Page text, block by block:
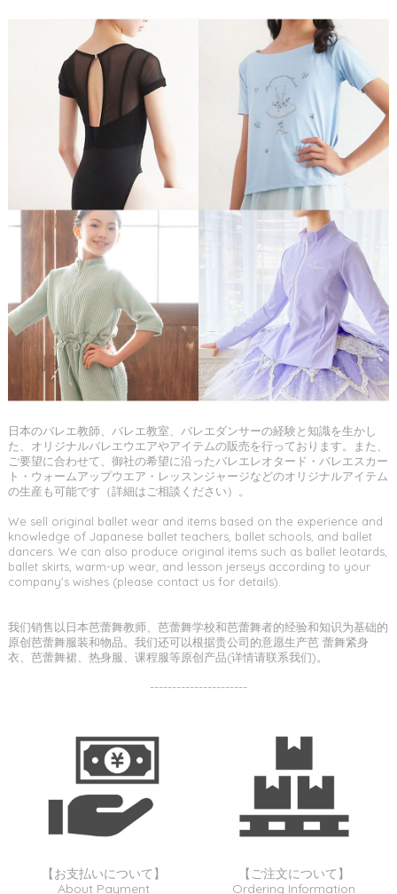
日本のバレエ教師、バレエ教室、バレエダンサーの経験と知識を生かし
た、オリジナルバレエウエアやアイテムの販売を行っております。また、
ご要望に合わせて、御社の希望に沿ったバレエレオタード・バレエスカー
ト・ウォームアップウエア・レッスンジャージなどのオリジナルアイテム
の生産も可能です（詳細はご相談ください）。
We sell original ballet wear and items based on the experience and
knowledge of Japanese ballet teachers, ballet schools, and ballet
dancers. We can also produce original items such as ballet leotards,
ballet skirts, warm-up wear, and lesson jerseys according to your
company's wishes (please contact us for details).
我们销售以日本芭蕾舞教师、芭蕾舞学校和芭蕾舞者的经验和知识为基础的
原创芭蕾舞服装和物品。我们还可以根据贵公司的意愿生产芭 蕾舞紧身
衣、芭蕾舞裙、热身服、课程服等原创产品(详情请联系我们)。
----------------------
【お支払いについて】
About Payment
【ご注文について】
Ordering Information